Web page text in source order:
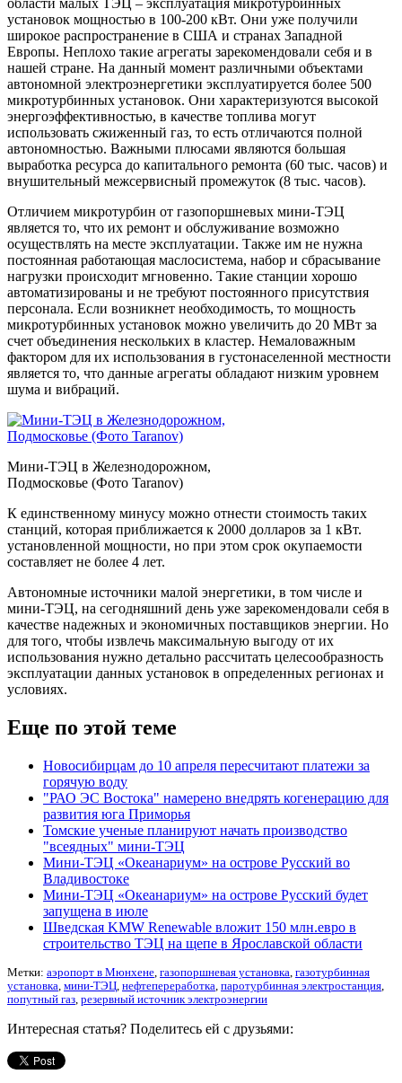
установок мощностью в 100-200 кВт. Они уже получили
широкое распространение в США и странах Западной
Европы. Неплохо такие агрегаты зарекомендовали себя и в
нашей стране. На данный момент различными объектами
автономной электроэнергетики эксплуатируется более 500
микротурбинных установок. Они характеризуются высокой
энергоэффективностью, в качестве топлива могут
использовать сжиженный газ, то есть отличаются полной
автономностью. Важными плюсами являются большая
выработка ресурса до капитального ремонта (60 тыс. часов) и
внушительный межсервисный промежуток (8 тыс. часов).
Отличием микротурбин от газопоршневых мини-ТЭЦ
является то, что их ремонт и обслуживание возможно
осуществлять на месте эксплуатации. Также им не нужна
постоянная работающая маслосистема, набор и сбрасывание
нагрузки происходит мгновенно. Такие станции хорошо
автоматизированы и не требуют постоянного присутствия
персонала. Если возникнет необходимость, то мощность
микротурбинных установок можно увеличить до 20 МВт за
счет объединения нескольких в кластер. Немаловажным
фактором для их использования в густонаселенной местности
является то, что данные агрегаты обладают низким уровнем
шума и вибраций.
Мини-ТЭЦ в Железнодорожном,
Подмосковье (Фото Taranov)
К единственному минусу можно отнести стоимость таких
станций, которая приближается к 2000 долларов за 1 кВт.
установленной мощности, но при этом срок окупаемости
составляет не более 4 лет.
Автономные источники малой энергетики, в том числе и
мини-ТЭЦ, на сегодняшний день уже зарекомендовали себя в
качестве надежных и экономичных поставщиков энергии. Но
для того, чтобы извлечь максимальную выгоду от их
использования нужно детально рассчитать целесообразность
эксплуатации данных установок в определенных регионах и
условиях.
Еще по этой теме
Новосибирцам до 10 апреля пересчитают платежи за
горячую воду
"РАО ЭС Востока" намерено внедрять когенерацию для
развития юга Приморья
Томские ученые планируют начать производство
"всеядных" мини-ТЭЦ
Мини-ТЭЦ «Океанариум» на острове Русский во
Владивостоке
Мини-ТЭЦ «Океанариум» на острове Русский будет
запущена в июле
Шведская KMW Renewable вложит 150 млн.евро в
строительство ТЭЦ на щепе в Ярославской области
Метки: аэропорт в Мюнхене газопоршневая установка газотурбинная
установка мини-ТЭЦ нефтепереработка паротурбинная электростанция
попутный газ резервный источник электроэнергии
Интересная статья? Поделитесь ей с друзьями: